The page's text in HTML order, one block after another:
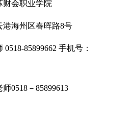
财会职业学院
港海州区春晖路8号
0518-85899662 手机号：
师0518－ 85899613